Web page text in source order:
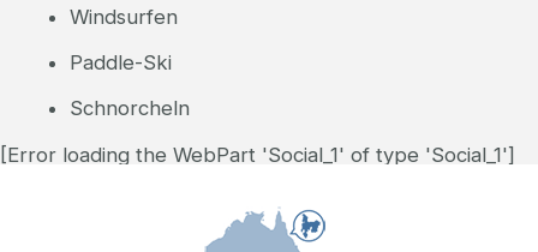
Windsurfen
Paddle-Ski
Schnorcheln
[Error loading the WebPart 'Social_1' of type 'Social_1']